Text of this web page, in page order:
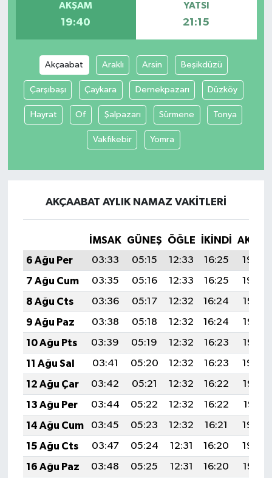
AKŞAM
19:40
YATSI
21:15
Akçaabat Araklı Arsin Beşikdüzü
Çarşıbaşı Çaykara Dernekpazarı Düzköy
Hayrat Of Şalpazarı Sürmene Tonya
Vakfıkebir Yomra
AKÇAABAT AYLIK NAMAZ VAKITLERI
İMSAK GÜNEŞ ÖĞLE İKINDI
6 Ağu Per
03:33 05:15 12:33 16:25
19:40
7 Ağu Cum
03:35 05:16 12:33 16:25
19:39
8 Ağu Cts
03:36 05:17 12:32 16:24
19:38
9 Ağu Paz
03:38 05:18 12:32 16:24
19:36
10 Ağu Pts
03:39 05:19 12:32 16:23
19:35
11 Ağu Sal
03:41 05:20 12:32 16:23
19:34
12 Ağu Çar
03:42 05:21 12:32 16:22
19:33
13 Ağu Per
03:44 05:22 12:32 16:22
19:31
14 Ağu Cum
03:45 05:23 12:32 16:21
19:30
15 Ağu Cts
03:47 05:24 12:31 16:20
19:29
16 Ağu Paz
03:48 05:25 12:31 16:20
19:27